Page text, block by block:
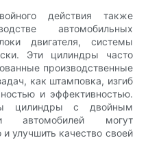
действия также
автомобильных
двигателя, системы
Эти цилиндры часто
производственные
как штамповка, изгиб
и эффективностью.
цилиндры с двойным
автомобилей могут
улучшить качество своей